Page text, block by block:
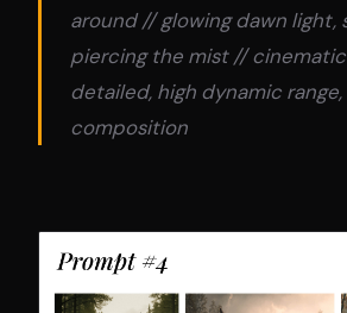
around // glowing dawn light,
piercing the mist //
detailed, high dynamic
composition